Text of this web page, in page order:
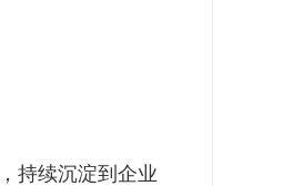
持续沉淀到企业